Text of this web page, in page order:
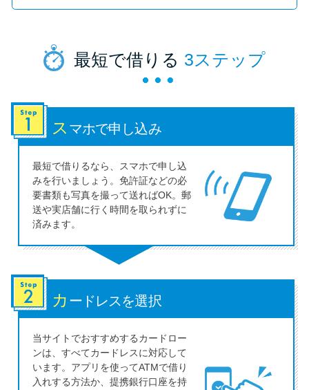
最短で借りる 3ステップ
ス マホで申し込み
最短で借りるなら、スマホで申し込
みを行いましょう。免許証などの必
要書類も写真を撮って送ればOK。郵
送や実店舗に行く時間を取られずに
済みます。
カ ードレスを選択
当サイトでおすすめするカードロー
ンは、すべてカードレスに対応して
います。アプリを使ってATMで借り
入れする方法か、提携銀行口座を持